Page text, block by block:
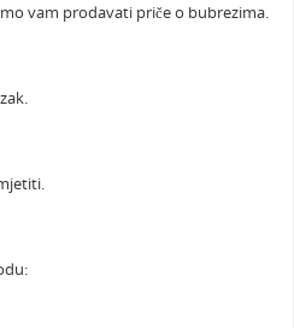
vam prodavati priče o bubrezima.